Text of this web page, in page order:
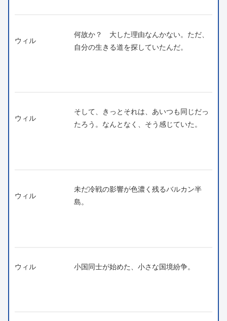
ウィル
何故か？ 大した理由なんかない。ただ、
自分の生きる道を探していたんだ。
ウィル
そして、きっとそれは、あいつも同じだっ
たろう。なんとなく、そう感じていた。
ウィル
未だ冷戦の影響が色濃く残るバルカン半
島。
ウィル 小国同士が始めた、小さな国境紛争。